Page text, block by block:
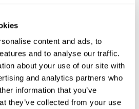
content and ads, to
and to analyse our traffic.
about your use of our site with
and analytics partners who
information that you’ve
they’ve collected from your use